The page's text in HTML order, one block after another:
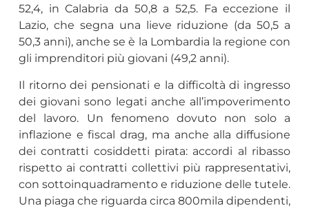
52,4, in Calabria da 50,8 a 52,5. Fa eccezione il
Lazio, che segna una lieve riduzione (da 50,5 a
50,3 anni), anche se è la Lombardia la regione con
gli imprenditori più giovani (49,2 anni).
Il ritorno dei pensionati e la difficoltà di ingresso
dei giovani sono legati anche all’impoverimento
del lavoro. Un fenomeno dovuto non solo a
inflazione e fiscal drag, ma anche alla diffusione
dei contratti cosiddetti pirata: accordi al ribasso
rispetto ai contratti collettivi più rappresentativi,
con sottoinquadramento e riduzione delle tutele.
Una piaga che riguarda circa 800mila dipendenti,